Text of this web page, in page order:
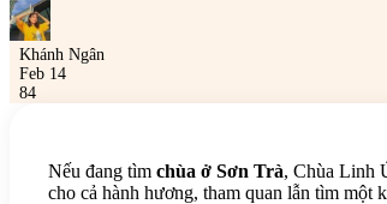
Khánh Ngân
Feb 14
84
Nếu đang tìm chùa ở Sơn Trà, Chùa Linh
cho cả hành hương, tham quan lẫn tìm một